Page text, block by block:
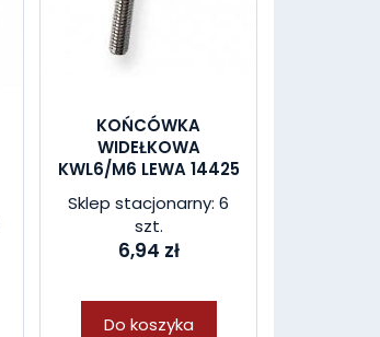
KOŃCÓWKA
WIDEŁKOWA
KWL6/M6 LEWA 14425
Sklep stacjonarny: 6
szt.
6,94 zł
Do koszyka